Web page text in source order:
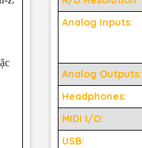
Analog Inputs:
Analog Outputs:
Headphones:
MIDI I/O:
USB: